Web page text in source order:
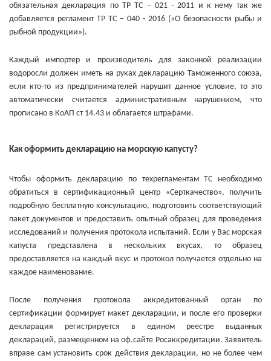
обязательная декларация по ТР ТС – 021 - 2011 и к нему так же
добавляется регламент ТР ТС – 040 - 2016 («О безопасности рыбы и
рыбной продукции»).
Каждый импортер и производитель для законной реализации
водоросли должен иметь на руках декларацию Таможенного союза,
если кто-то из предпринимателей нарушит данное условие, то это
автоматически считается административным нарушением, что
прописано в КоАП ст 14.43 и облагается штрафами.
Как оформить декларацию на морскую капусту?
Чтобы оформить декларацию по техрегламентам ТС необходимо
обратиться в сертификационный центр «Серткачество», получить
подробную бесплатную консультацию, подготовить соответствующий
пакет документов и предоставить опытный образец для проведения
исследований и получения протокола испытаний. Если у Вас морская
капуста представлена в нескольких вкусах, то образец
предоставляется на каждый вкус и протокол получается отдельно на
каждое наименование.
После получения протокола аккредитованный орган по
сертификации формирует макет декларации, и после его проверки
декларация регистрируется в едином реестре выданных
деклараций, размещенном на оф.сайте Росаккредитации. Заявитель
вправе сам установить срок действия декларации, но не более чем